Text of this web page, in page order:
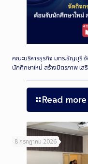
คณะบริหารธุรกิจ มทร.ธัญบุรี
นักศึกษาใหม่ สร้างมิตรภาพ เส
Read more
8 กรกฎาคม 2026